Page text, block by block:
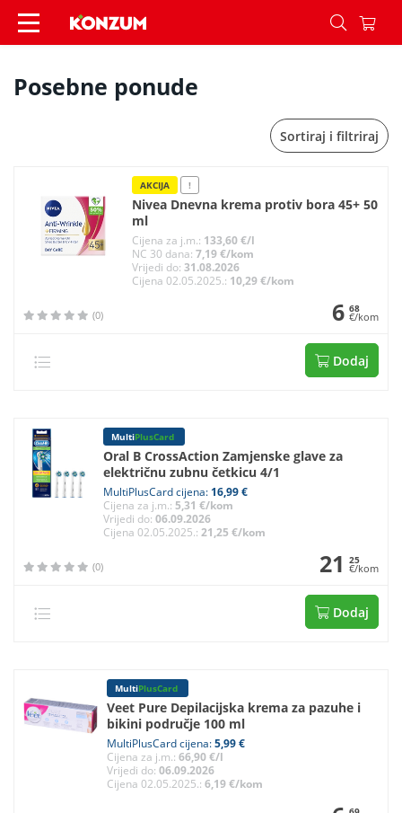
Posebne ponude - Konzum
Posebne ponude
Sortiraj i filtriraj
AKCIJA !
Nivea Dnevna krema protiv bora 45+ 50
ml
Cijena za j.m.: 133,60 €/l
NC 30 dana:7,19 €/kom
Vrijedi do:31.08.2026
Cijena 02.05.2025.: 10,29 €/kom
(0) 6 68
€/kom
Dodaj
MultiPlusCard
Oral B CrossAction Zamjenske glave za
električnu zubnu četkicu 4/1
MultiPlusCard cijena: 16,99 €
Cijena za j.m.: 5,31 €/kom
Vrijedi do: 06.09.2026
Cijena 02.05.2025.: 21,25 €/kom
(0) 21 25
€/kom
Dodaj
MultiPlusCard
Veet Pure Depilacijska krema za pazuhe i
bikini područje 100 ml
MultiPlusCard cijena:5,99 €
Cijena za j.m.: 66,90 €/l
Vrijedi do: 06.09.2026
Cijena 02.05.2025.: 6,19 €/kom